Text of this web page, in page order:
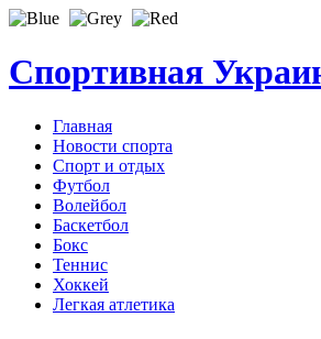
Спортивная
Главная
Новости спорта
Спорт и отдых
Футбол
Волейбол
Баскетбол
Бокс
Теннис
Хоккей
Легкая атлетика